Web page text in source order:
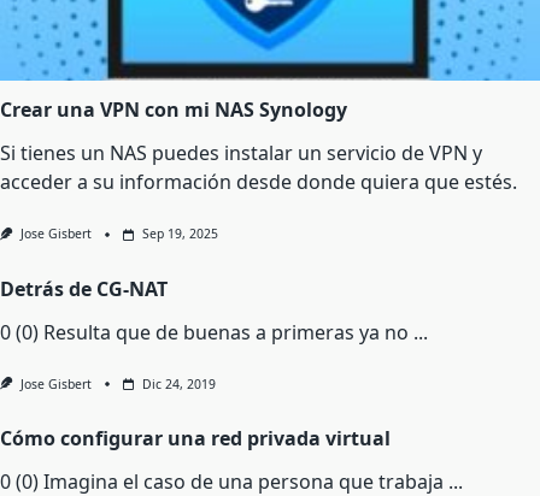
Crear una VPN con mi NAS Synology
Si tienes un NAS puedes instalar un servicio de VPN y
acceder a su información desde donde quiera que estés.
Jose Gisbert Sep 19, 2025
Detrás de CG-NAT
0 (0) Resulta que de buenas a primeras ya no ...
Jose Gisbert Dic 24, 2019
Cómo configurar una red privada virtual
0 (0) Imagina el caso de una persona que trabaja ...